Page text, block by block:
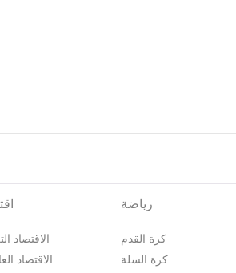
الاقتصاد
الاقتصاد
رياضة
كرة القدم
كرة السلة